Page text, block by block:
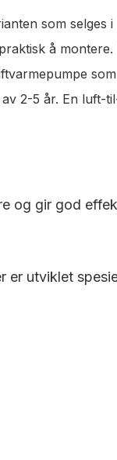
som selges
å
2-5 år. En luft-
og gir god
er utviklet